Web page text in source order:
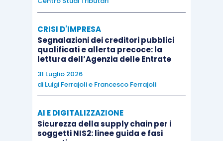
CRISI D'IMPRESA
Segnalazioni dei creditori pubblici
qualificati e allerta precoce: la
lettura dell’Agenzia delle Entrate
31 Luglio 2026
di Luigi Ferrajolie Francesco Ferrajoli
AI E DIGITALIZZAZIONE
Sicurezza della supply chain per i
soggetti NIS2: linee guida e fasi